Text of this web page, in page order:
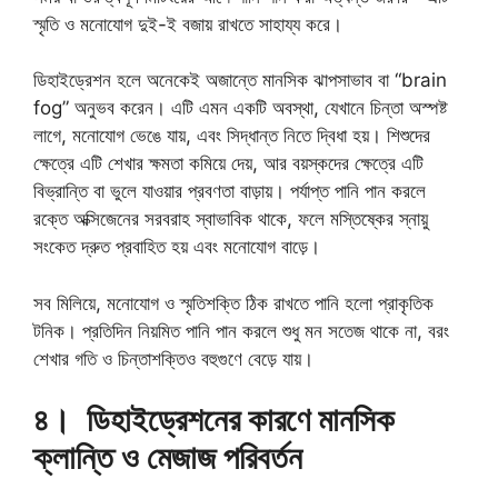
স্মৃতি ও মনোযোগ দুই-ই বজায় রাখতে সাহায্য করে।
ডিহাইড্রেশন হলে অনেকেই অজান্তে মানসিক ঝাপসাভাব বা “brain
fog” অনুভব করেন। এটি এমন একটি অবস্থা, যেখানে চিন্তা অস্পষ্ট
লাগে, মনোযোগ ভেঙে যায়, এবং সিদ্ধান্ত নিতে দ্বিধা হয়। শিশুদের
ক্ষেত্রে এটি শেখার ক্ষমতা কমিয়ে দেয়, আর বয়স্কদের ক্ষেত্রে এটি
বিভ্রান্তি বা ভুলে যাওয়ার প্রবণতা বাড়ায়। পর্যাপ্ত পানি পান করলে
রক্তে অক্সিজেনের সরবরাহ স্বাভাবিক থাকে, ফলে মস্তিষ্কের স্নায়ু
সংকেত দ্রুত প্রবাহিত হয় এবং মনোযোগ বাড়ে।
সব মিলিয়ে, মনোযোগ ও স্মৃতিশক্তি ঠিক রাখতে পানি হলো প্রাকৃতিক
টনিক। প্রতিদিন নিয়মিত পানি পান করলে শুধু মন সতেজ থাকে না, বরং
শেখার গতি ও চিন্তাশক্তিও বহুগুণে বেড়ে যায়।
৪। ডিহাইড্রেশনের কারণে মানসিক
ক্লান্তি ও মেজাজ পরিবর্তন